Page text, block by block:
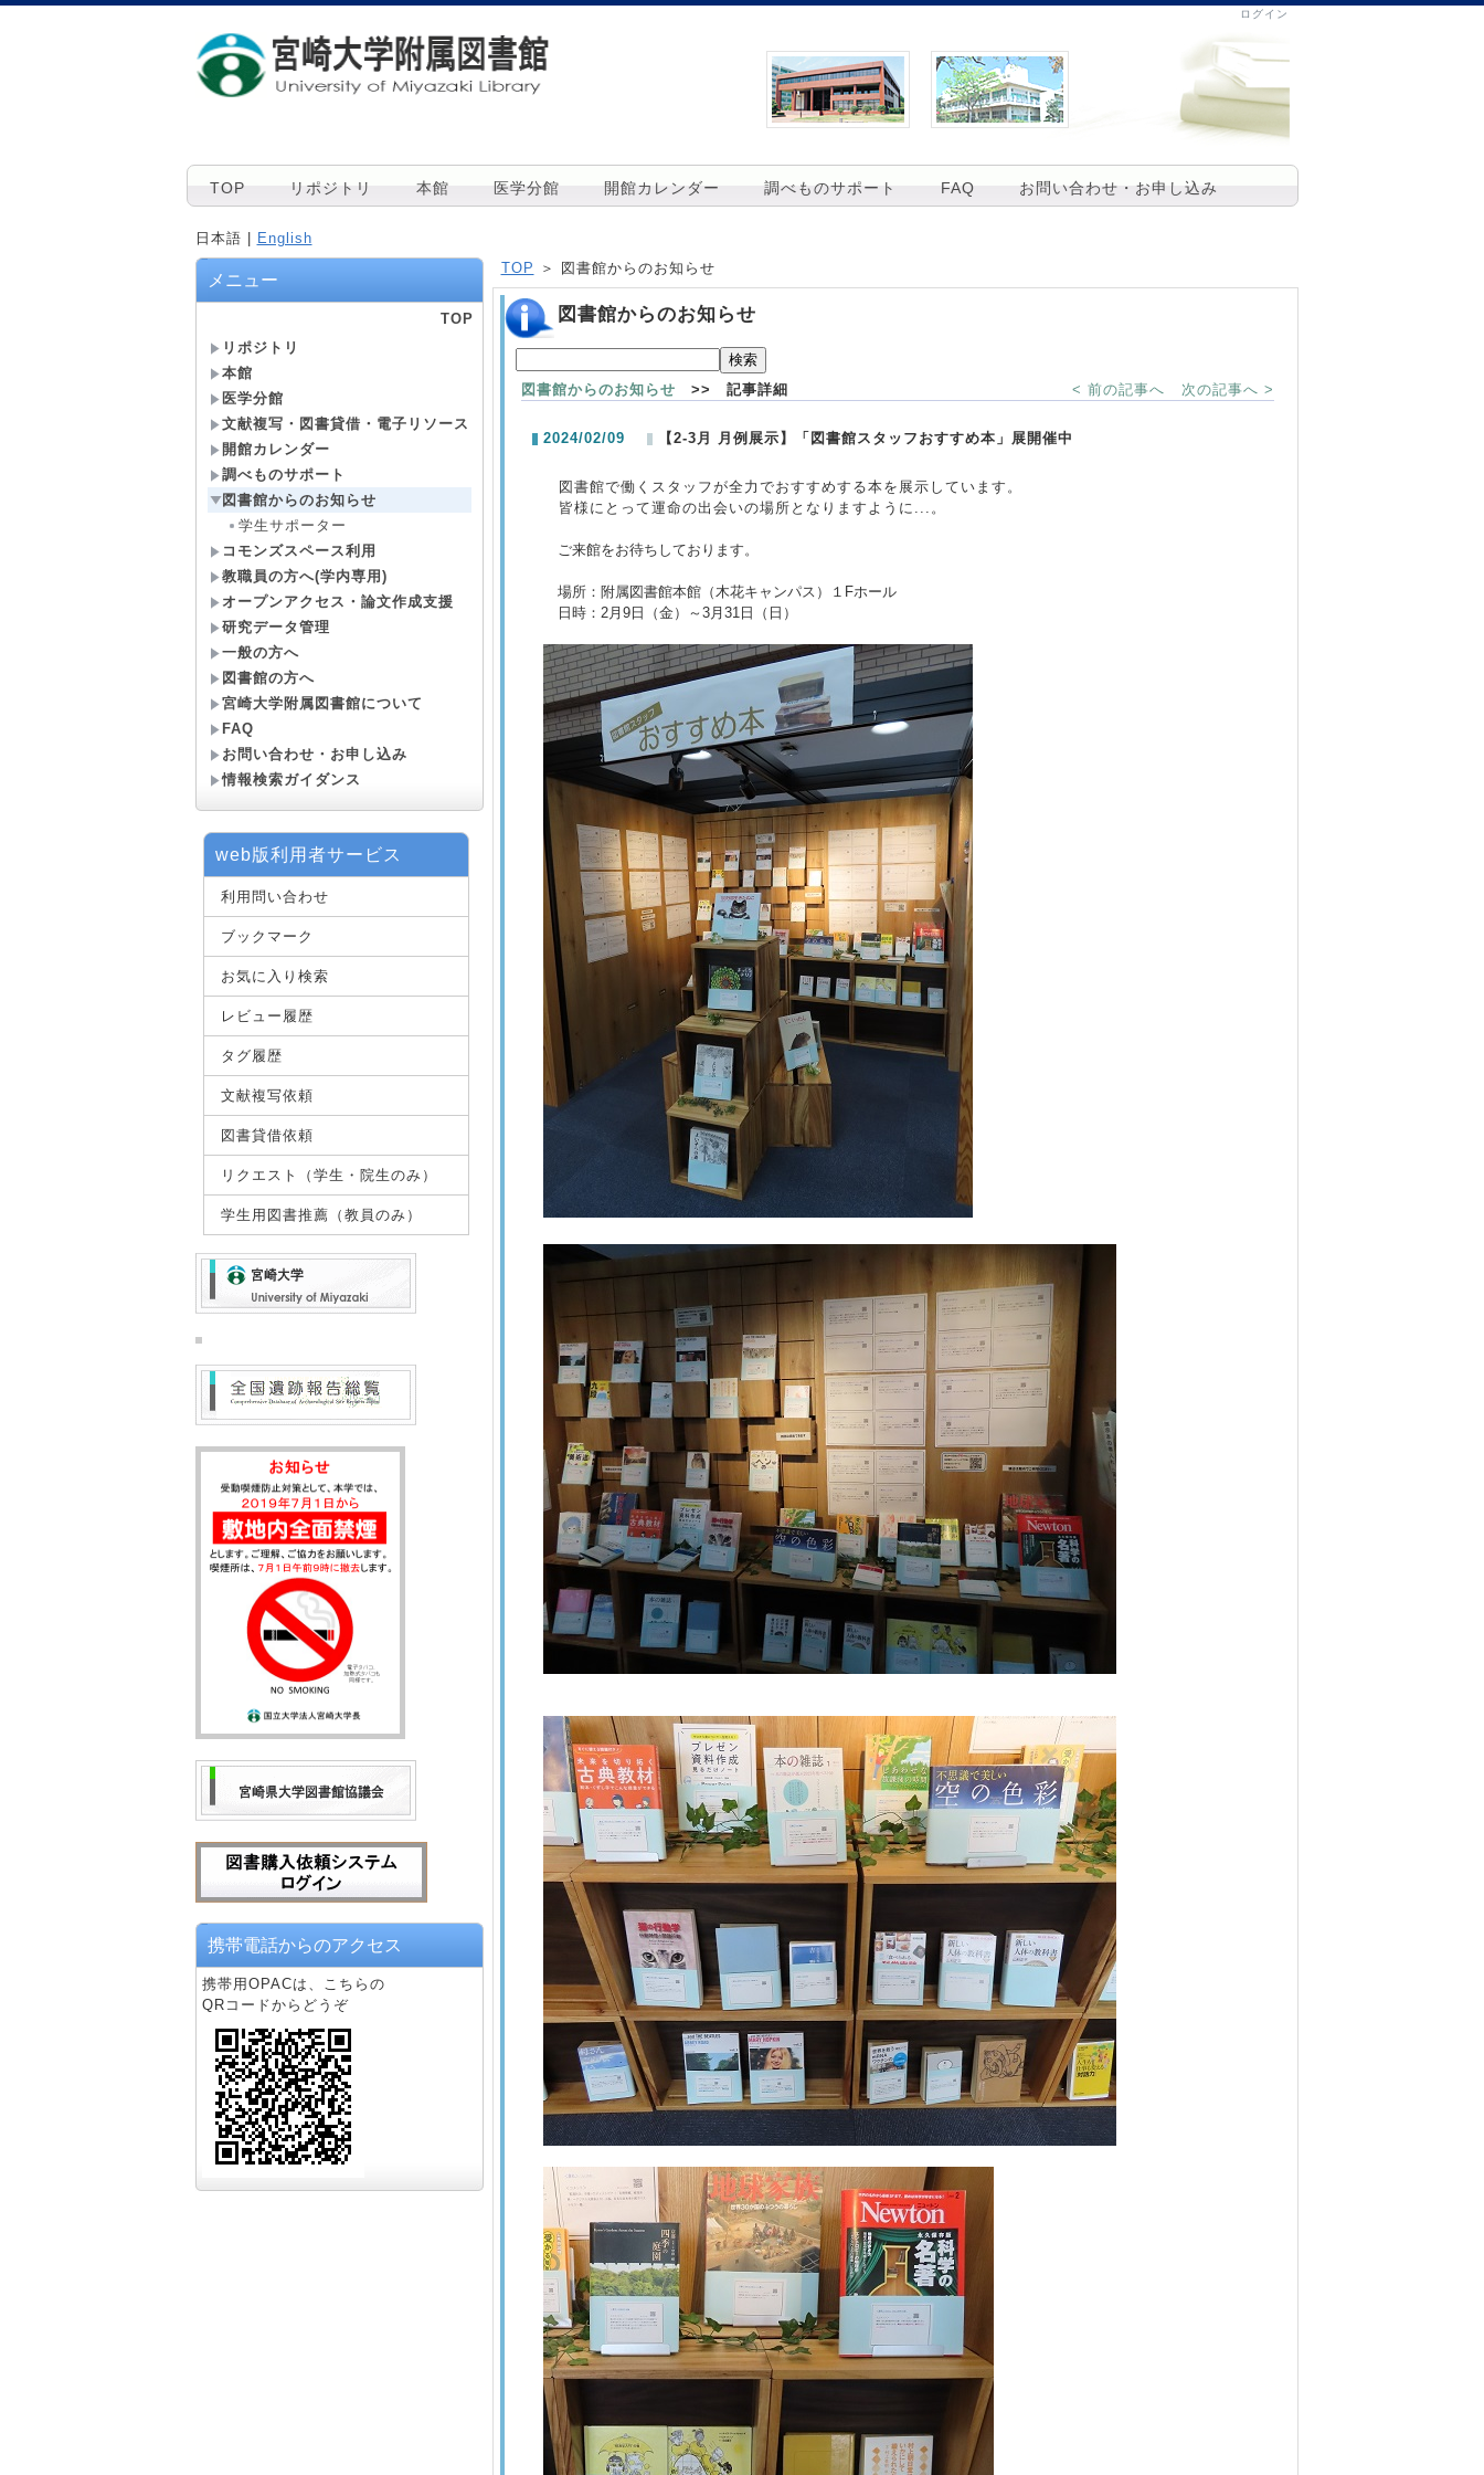
ログイン
TOP リポジトリ 本館 医学分館 開館カレンダー 調べものサポート FAQ お問い合わせ・お申し込み
日本語 | English
メニュー
TOP
リポジトリ
本館
医学分館
文献複写・図書貸借・電子リソース
開館カレンダー
調べものサポート
図書館からのお知らせ
学生サポーター
コモンズスペース利用
教職員の方へ(学内専用)
オープンアクセス・論文作成支援
研究データ管理
一般の方へ
図書館の方へ
宮崎大学附属図書館について
FAQ
お問い合わせ・お申し込み
情報検索ガイダンス
web版利用者サービス
利用問い合わせ
ブックマーク
お気に入り検索
レビュー履歴
タグ履歴
文献複写依頼
図書貸借依頼
リクエスト（学生・院生のみ）
学生用図書推薦（教員のみ）
携帯電話からのアクセス
携帯用OPACは、こちらの
QRコードからどうぞ
TOP ＞ 図書館からのお知らせ
図書館からのお知らせ
図書館からのお知らせ >> 記事詳細 < 前の記事へ 次の記事へ >
2024/02/09 【2-3月 月例展示】「図書館スタッフおすすめ本」展開催中
図書館で働くスタッフが全力でおすすめする本を展示しています。
皆様にとって運命の出会いの場所となりますように...。
ご来館をお待ちしております。
場所：附属図書館本館（木花キャンパス）１Fホール
日時：2月9日（金）～3月31日（日）